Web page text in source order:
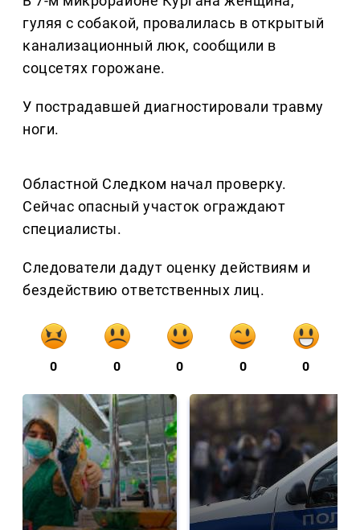
гуляя с собакой, провалилась в открытый
канализационный люк, сообщили в
соцсетях горожане.
У пострадавшей диагностировали травму
ноги.
Областной Следком начал проверку.
Сейчас опасный участок ограждают
специалисты.
Следователи дадут оценку действиям и
бездействию ответственных лиц.
0 0 0 0 0